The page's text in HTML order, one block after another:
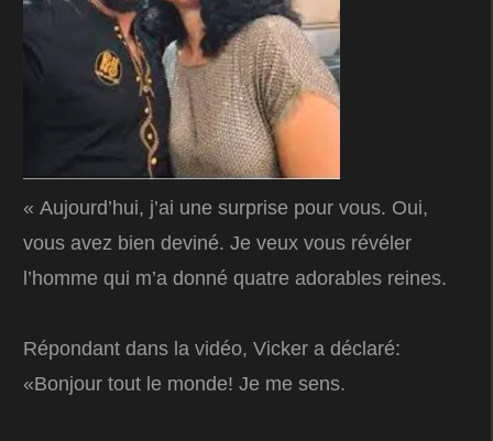
« Aujourd’hui, j’ai une surprise pour vous. Oui,
vous avez bien deviné. Je veux vous révéler
l’homme qui m’a donné quatre adorables reines.
Répondant dans la vidéo, Vicker a déclaré:
«Bonjour tout le monde! Je me sens.